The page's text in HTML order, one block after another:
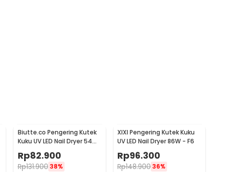
Biutte.co Pengering Kutek
Kuku UV LED Nail Dryer 54W
- SUN-X
Rp82.900
Rp131.900 38%
XIXI Pengering Kutek Kuku
UV LED Nail Dryer 86W - F6
Rp96.300
Rp148.90036%